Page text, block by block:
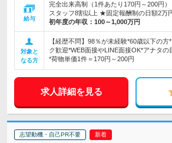
給与
完全出来高制（1件あたり170円～200円
スタッフ8割以上 ★固定報酬制の日額2万
初年度の年収： 100～1,000万円
対象と
なる方
【経歴不問】98％が未経験*60歳以下の
ク歓迎*WEB面接やLINE面接OK*アナタ
*荷物単価1件＝170円～200円
求人詳細を見る
志望動機・自己PR不要